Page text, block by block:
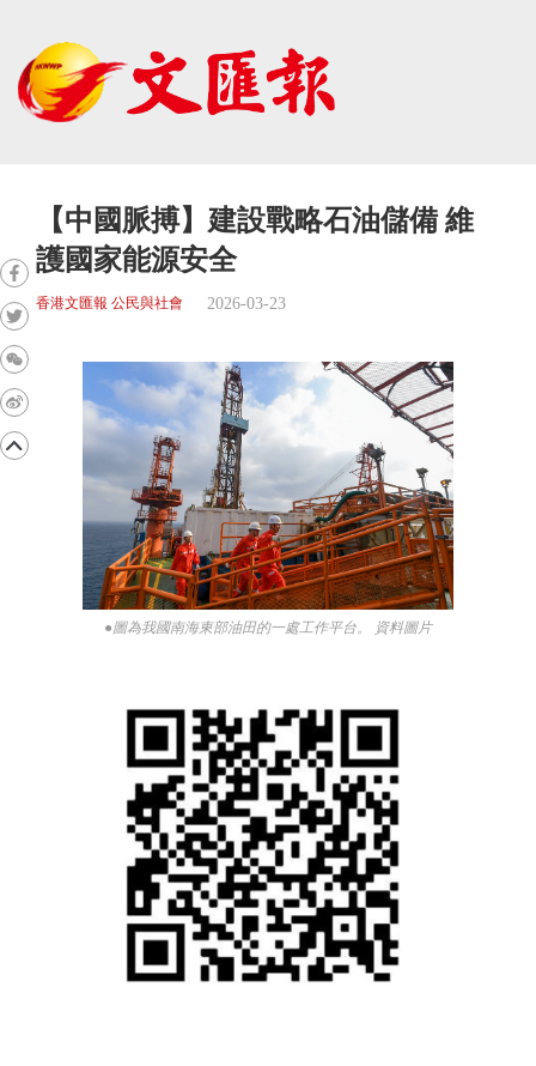
【中國脈搏】建設戰略石油儲備 維
護國家能源安全
香港文匯報 公民與社會 2026-03-23
●圖為我國南海東部油田的一處工作平台。 資料圖片